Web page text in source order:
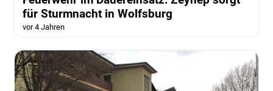
für Sturmnacht in Wolfsburg
vor 4 Jahren